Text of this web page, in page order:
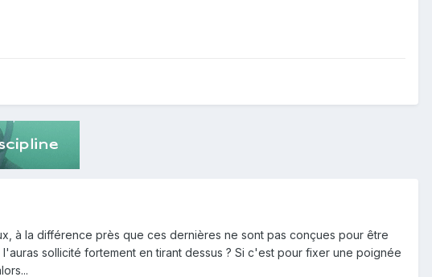
à la différence près que ces dernières ne sont pas conçues pour être
sollicité fortement en tirant dessus ? Si c'est pour fixer une poignée